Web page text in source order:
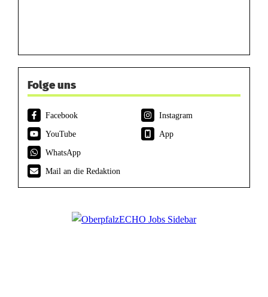
Folge uns
Facebook
Instagram
YouTube
App
WhatsApp
Mail an die Redaktion